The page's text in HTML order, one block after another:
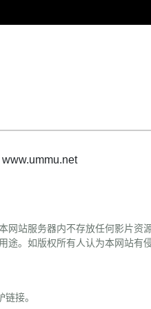
网站服务器内不存放任何影片资
。如版权所有人认为本网站有侵
接。